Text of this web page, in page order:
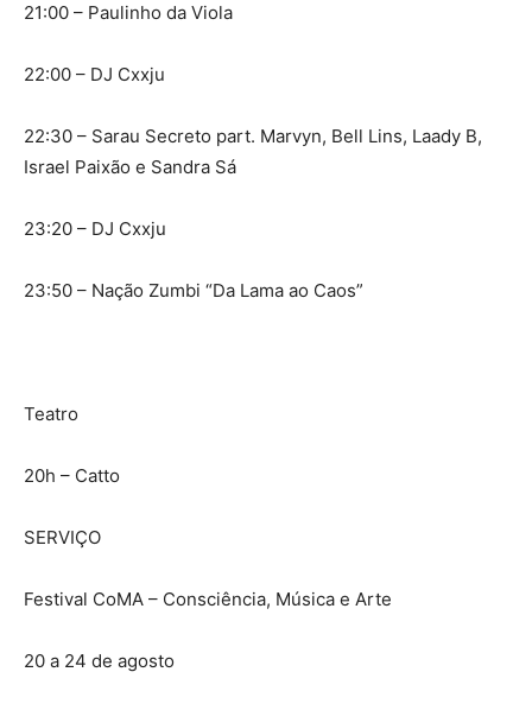
21:00 – Paulinho da Viola
22:00 – DJ Cxxju
22:30 – Sarau Secreto part. Marvyn, Bell Lins, Laady B,
Israel Paixão e Sandra Sá
23:20 – DJ Cxxju
23:50 – Nação Zumbi “Da Lama ao Caos”
Teatro
20h – Catto
SERVIÇO
Festival CoMA – Consciência, Música e Arte
20 a 24 de agosto